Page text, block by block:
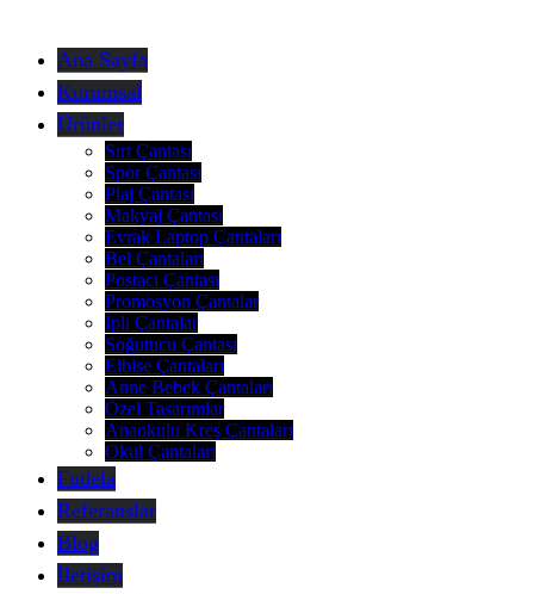
Ana Sayfa
Kurumsal
Ürünler
Sırt Çantası
Spor Çantası
Plaj Çantası
Makyaj Çantası
Evrak Laptop Çantaları
Bel Çantaları
Postacı Çantası
Promosyon Çantalar
İpli Çantalar
Soğutucu Çantası
Elbise Çantaları
Anne Bebek Çantaları
Özel Tasarımlar
Anaokulu Kreş Çantaları
Okul Çantaları
Fudela
Referanslar
Blog
İletişim